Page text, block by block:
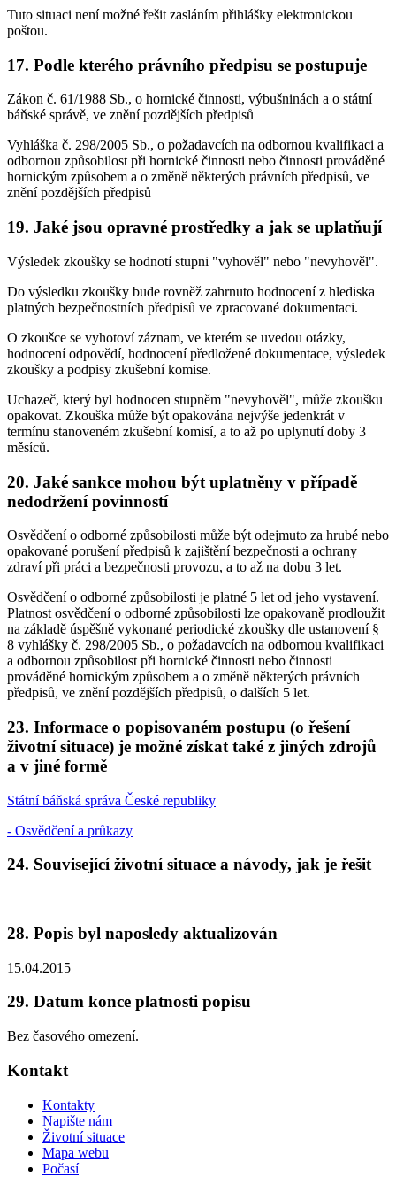
Tuto situaci není možné řešit zasláním přihlášky elektronickou
poštou.
17. Podle kterého právního předpisu se postupuje
Zákon č. 61/1988 Sb., o hornické činnosti, výbušninách a o státní
báňské správě, ve znění pozdějších předpisů
Vyhláška č. 298/2005 Sb., o požadavcích na odbornou kvalifikaci a
odbornou způsobilost při hornické činnosti nebo činnosti prováděné
hornickým způsobem a o změně některých právních předpisů, ve
znění pozdějších předpisů
19. Jaké jsou opravné prostředky a jak se uplatňují
Výsledek zkoušky se hodnotí stupni "vyhověl" nebo "nevyhověl".
Do výsledku zkoušky bude rovněž zahrnuto hodnocení z hlediska
platných bezpečnostních předpisů ve zpracované dokumentaci.
O zkoušce se vyhotoví záznam, ve kterém se uvedou otázky,
hodnocení odpovědí, hodnocení předložené dokumentace, výsledek
zkoušky a podpisy zkušební komise.
Uchazeč, který byl hodnocen stupněm "nevyhověl", může zkoušku
opakovat. Zkouška může být opakována nejvýše jedenkrát v
termínu stanoveném zkušební komisí, a to až po uplynutí doby 3
měsíců.
20. Jaké sankce mohou být uplatněny v případě
nedodržení povinností
Osvědčení o odborné způsobilosti může být odejmuto za hrubé nebo
opakované porušení předpisů k zajištění bezpečnosti a ochrany
zdraví při práci a bezpečnosti provozu, a to až na dobu 3 let.
Osvědčení o odborné způsobilosti je platné 5 let od jeho vystavení.
Platnost osvědčení o odborné způsobilosti lze opakovaně prodloužit
na základě úspěšně vykonané periodické zkoušky dle ustanovení §
8 vyhlášky č. 298/2005 Sb., o požadavcích na odbornou kvalifikaci
a odbornou způsobilost při hornické činnosti nebo činnosti
prováděné hornickým způsobem a o změně některých právních
předpisů, ve znění pozdějších předpisů, o dalších 5 let.
23. Informace o popisovaném postupu (o řešení
životní situace) je možné získat také z jiných zdrojů
a v jiné formě
Státní báňská správa České republiky
- Osvědčení a průkazy
24. Související životní situace a návody, jak je řešit
28. Popis byl naposledy aktualizován
15.04.2015
29. Datum konce platnosti popisu
Bez časového omezení.
Kontakt
Kontakty
Napište nám
Životní situace
Mapa webu
Počasí